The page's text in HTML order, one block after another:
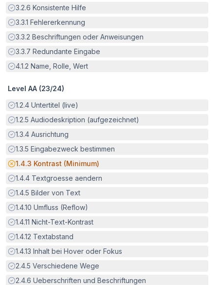
Erfüllt:
3.2.6 Konsistente Hilfe
Erfüllt:
3.3.1 Fehlererkennung
Erfüllt:
3.3.2 Beschriftungen oder Anweisungen
Erfüllt:
3.3.7 Redundante Eingabe
Erfüllt:
4.1.2 Name, Rolle, Wert
Level AA (23/24)
Erfüllt:
1.2.4 Untertitel (live)
Erfüllt:
1.2.5 Audiodeskription (aufgezeichnet)
Erfüllt:
1.3.4 Ausrichtung
Erfüllt:
1.3.5 Eingabezweck bestimmen
Potenzielle Barriere:
1.4.3 Kontrast (Minimum)
Erfüllt:
1.4.4 Textgroesse aendern
Erfüllt:
1.4.5 Bilder von Text
Erfüllt:
1.4.10 Umfluss (Reflow)
Erfüllt:
1.4.11 Nicht-Text-Kontrast
Erfüllt:
1.4.12 Textabstand
Erfüllt:
1.4.13 Inhalt bei Hover oder Fokus
Erfüllt:
2.4.5 Verschiedene Wege
Erfüllt:
2.4.6 Ueberschriften und Beschriftungen